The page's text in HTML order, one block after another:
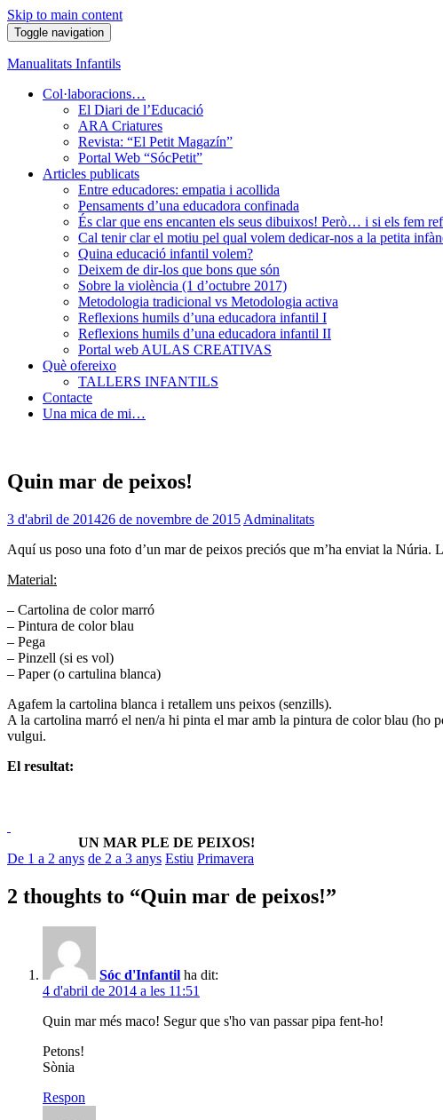
Skip to main content
Toggle navigation
Manualitats Infantils
Col·laboracions…
El Diari de l’Educació
ARA Criatures
Revista: “El Petit Magazín”
Portal Web “SócPetit”
Articles publicats
Entre educadores: empatia i acollida
Pensaments d’una educadora confinada
És clar que ens encanten els seus dibuixos! Però… i si els fem
Cal tenir clar el motiu pel qual volem dedicar-nos a la petita
Quina educació infantil volem?
Deixem de dir-los que bons que són
Sobre la violència (1 d’octubre 2017)
Metodologia tradicional vs Metodologia activa
Reflexions humils d’una educadora infantil I
Reflexions humils d’una educadora infantil II
Portal web AULAS CREATIVAS
Què ofereixo
TALLERS INFANTILS
Contacte
Una mica de mi…
Quin mar de peixos!
3 d'abril de 201426 de novembre de 2015 Adminalitats
Aquí us poso una foto d’un mar de peixos preciós que m’ha enviat la Núria.
Material:
– Cartolina de color marró
– Pintura de color blau
– Pega
– Pinzell (si es vol)
– Paper (o cartulina blanca)
Agafem la cartolina blanca i retallem uns peixos (senzills).
A la cartolina marró el nen/a hi pinta el mar amb la pintura de color blau (ho
vulgui.
El resultat:
UN MAR PLE DE PEIXOS!
De 1 a 2 anys de 2 a 3 anys Estiu Primavera
2 thoughts to “Quin mar de peixos!”
Sóc d'Infantil ha dit:
4 d'abril de 2014 a les 11:51
Quin mar més maco! Segur que s'ho van passar pipa fent-ho!
Petons!
Sònia
Respon